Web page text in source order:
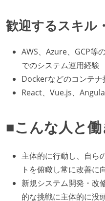
歓迎するスキル
AWS、Azure、GCP等
でのシステム運用経験
Dockerなどのコンテ
React、Vue.js、
■こんな人と働
主体的に行動し、自ら
トを俯瞰し常に改善に
新規システム開発・改
的な挑戦に主体的に没